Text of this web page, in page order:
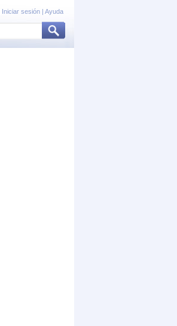
Iniciar sesión | Ayuda